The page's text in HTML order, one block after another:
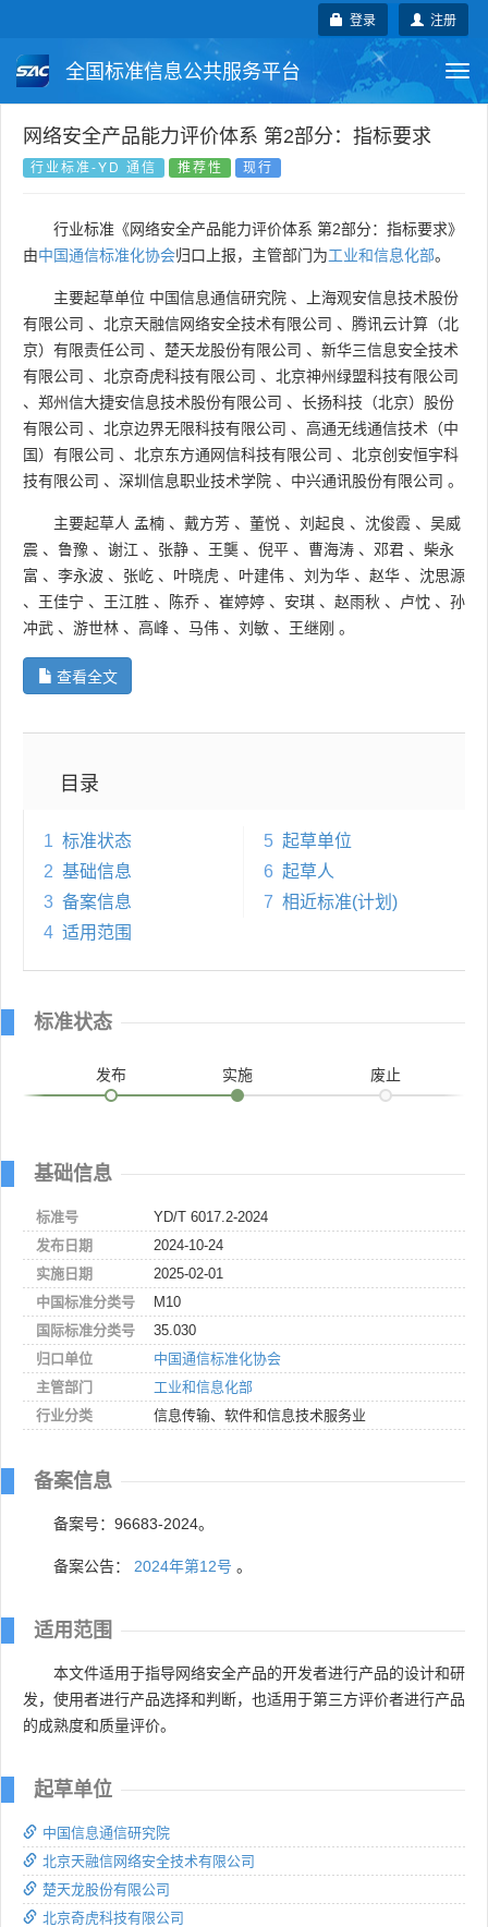
注册
登录
全国标准信息公共服务平台
国家标准 行业标准 地方标准
国外标准 技术委员会
网络安全产品能力评价体系 第2部分：指标要求
行业标准-YD 通信 推荐性 现行
行业标准《网络安全产品能力评价体系 第2部分：指标要求》
由中国通信标准化协会归口上报，主管部门为工业和信息化部。
主要起草单位 中国信息通信研究院 、
上海观安信息技术股份
有限公司 、 北京天融信网络安全技术有限公司 、
腾讯云计算（北
京）有限责任公司 、 楚天龙股份有限公司 、 新华三信息安全技术
有限公司 、 北京奇虎科技有限公司 、 北京神州绿盟科技有限公司
、 郑州信大捷安信息技术股份有限公司 、 长扬科技（北京）股份
有限公司 、 北京边界无限科技有限公司 、 高通无线通信技术（中
国）有限公司 、 北京东方通网信科技有限公司 、 北京创安恒宇科
技有限公司 、 深圳信息职业技术学院 、 中兴通讯股份有限公司 。
主要起草人 孟楠 、 戴方芳 、 董悦 、 刘起良 、 沈俊霞 、 吴威
震 、 鲁豫 、 谢江 、 张静 、 王龑 、 倪平 、 曹海涛 、 邓君 、 柴永
富 、 李永波 、 张屹 、 叶晓虎 、 叶建伟 、 刘为华 、 赵华 、 沈思源
、 王佳宁 、 王江胜 、 陈乔 、 崔婷婷 、 安琪 、 赵雨秋 、 卢忱 、 孙
冲武 、 游世林 、 高峰 、 马伟 、 刘敏 、 王继刚 。
查看全文
目录
1 标准状态
2 基础信息
3 备案信息
4 适用范围
5 起草单位
6 起草人
7 相近标准(计划)
标准状态
发布 实施 废止
基础信息
标准号
YD/T 6017.2-2024
发布日期
2024-10-24
实施日期
2025-02-01
中国标准分类号
M10
国际标准分类号
35.030
归口单位
中国通信标准化协会
主管部门
工业和信息化部
行业分类
信息传输、软件和信息技术服务业
备案信息
备案号：96683-2024。
备案公告： 2024年第12号 。
适用范围
本文件适用于指导网络安全产品的开发者进行产品的设计和研
发，使用者进行产品选择和判断，也适用于第三方评价者进行产品
的成熟度和质量评价。
起草单位
中国信息通信研究院
北京天融信网络安全技术有限公司
楚天龙股份有限公司
北京奇虎科技有限公司